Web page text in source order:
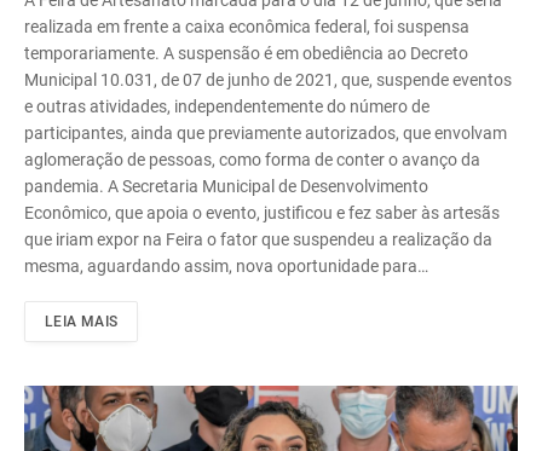
realizada em frente a caixa econômica federal, foi suspensa
temporariamente. A suspensão é em obediência ao Decreto
Municipal 10.031, de 07 de junho de 2021, que, suspende eventos
e outras atividades, independentemente do número de
participantes, ainda que previamente autorizados, que envolvam
aglomeração de pessoas, como forma de conter o avanço da
pandemia. A Secretaria Municipal de Desenvolvimento
Econômico, que apoia o evento, justificou e fez saber às artesãs
que iriam expor na Feira o fator que suspendeu a realização da
mesma, aguardando assim, nova oportunidade para…
LEIA MAIS